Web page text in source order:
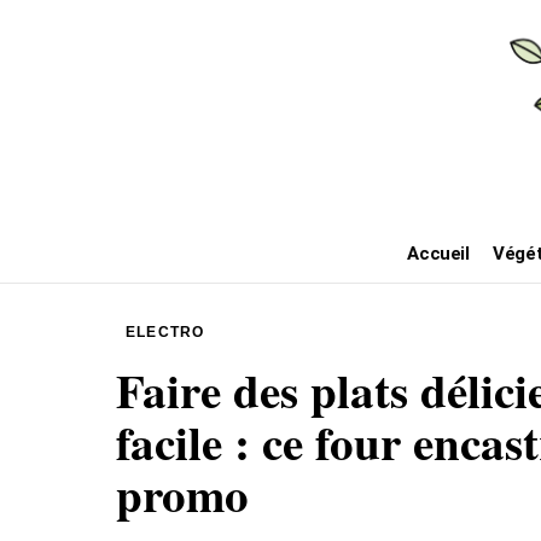
Accueil
ELECTRO
Faire des plats
facile : ce four
promo